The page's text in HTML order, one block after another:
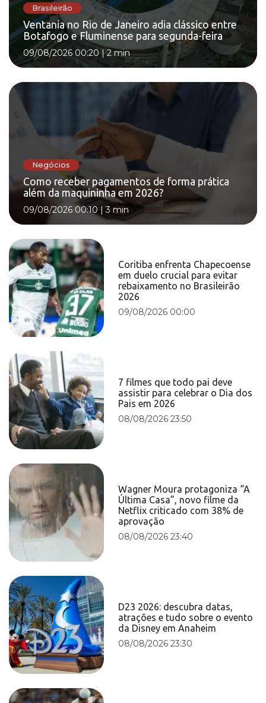
Brasileirão
Ventania no Rio de Janeiro adia clássico entre
Botafogo e Fluminense para segunda-feira
09/08/2026 00:20| 2 min
Negócios
Como receber pagamentos de forma prática
além da maquininha em 2026?
09/08/2026 00:10|3 min
Coritiba enfrenta Chapecoense
em duelo crucial para evitar
rebaixamento no Brasileirão
2026
09/08/2026 00:00
7 filmes que todo pai deve
assistir para celebrar o Dia dos
Pais em 2026
08/08/2026 23:50
Wagner Moura protagoniza “A
Última Casa”, novo filme da
Netflix criticado com 38% de
aprovação
08/08/2026 23:40
D23 2026: descubra datas,
atrações e tudo sobre o evento
da Disney em Anaheim
08/08/2026 23:30